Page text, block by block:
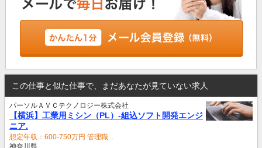
この仕事と似た仕事で、まだあなたが見ていない求人
パーソルＡＶＣテクノロジー株式会社
【横浜】工業用ミシン（PL）‐組込ソフト開発エンジ
ニア.
想定年収：600-750万円 管理職...
神奈川県